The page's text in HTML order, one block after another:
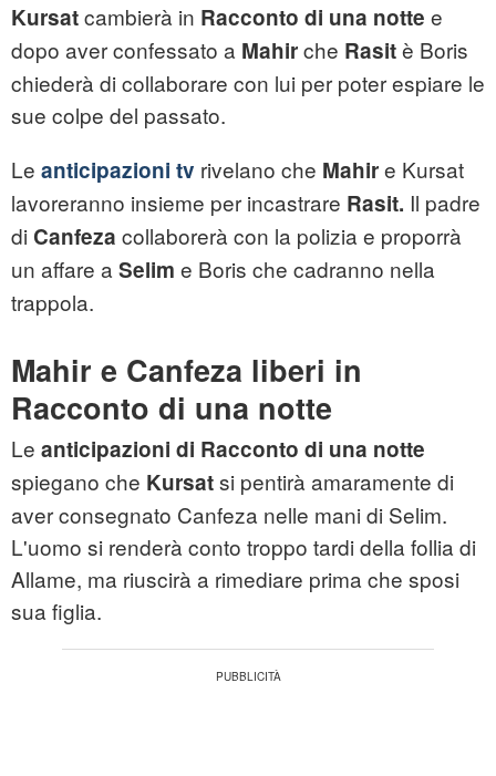
Kursatcambierà in Racconto di una notte e
dopo aver confessato a Mahirche Rasitè Boris
chiederà di collaborare con lui per poter espiare le
sue colpe del passato.
Le anticipazioni tv rivelano che Mahire Kursat
lavoreranno insieme per incastrare Rasit. Il padre
di Canfeza collaborerà con la polizia e proporrà
un affare a Selim e Boris che cadranno nella
trappola.
Mahir e Canfeza liberi in
Racconto di una notte
Le anticipazioni di Racconto di una notte
spiegano che Kursatsi pentirà amaramente di
aver consegnato Canfeza nelle mani di Selim.
L'uomo si renderà conto troppo tardi della follia di
Allame, ma riuscirà a rimediare prima che sposi
sua figlia.